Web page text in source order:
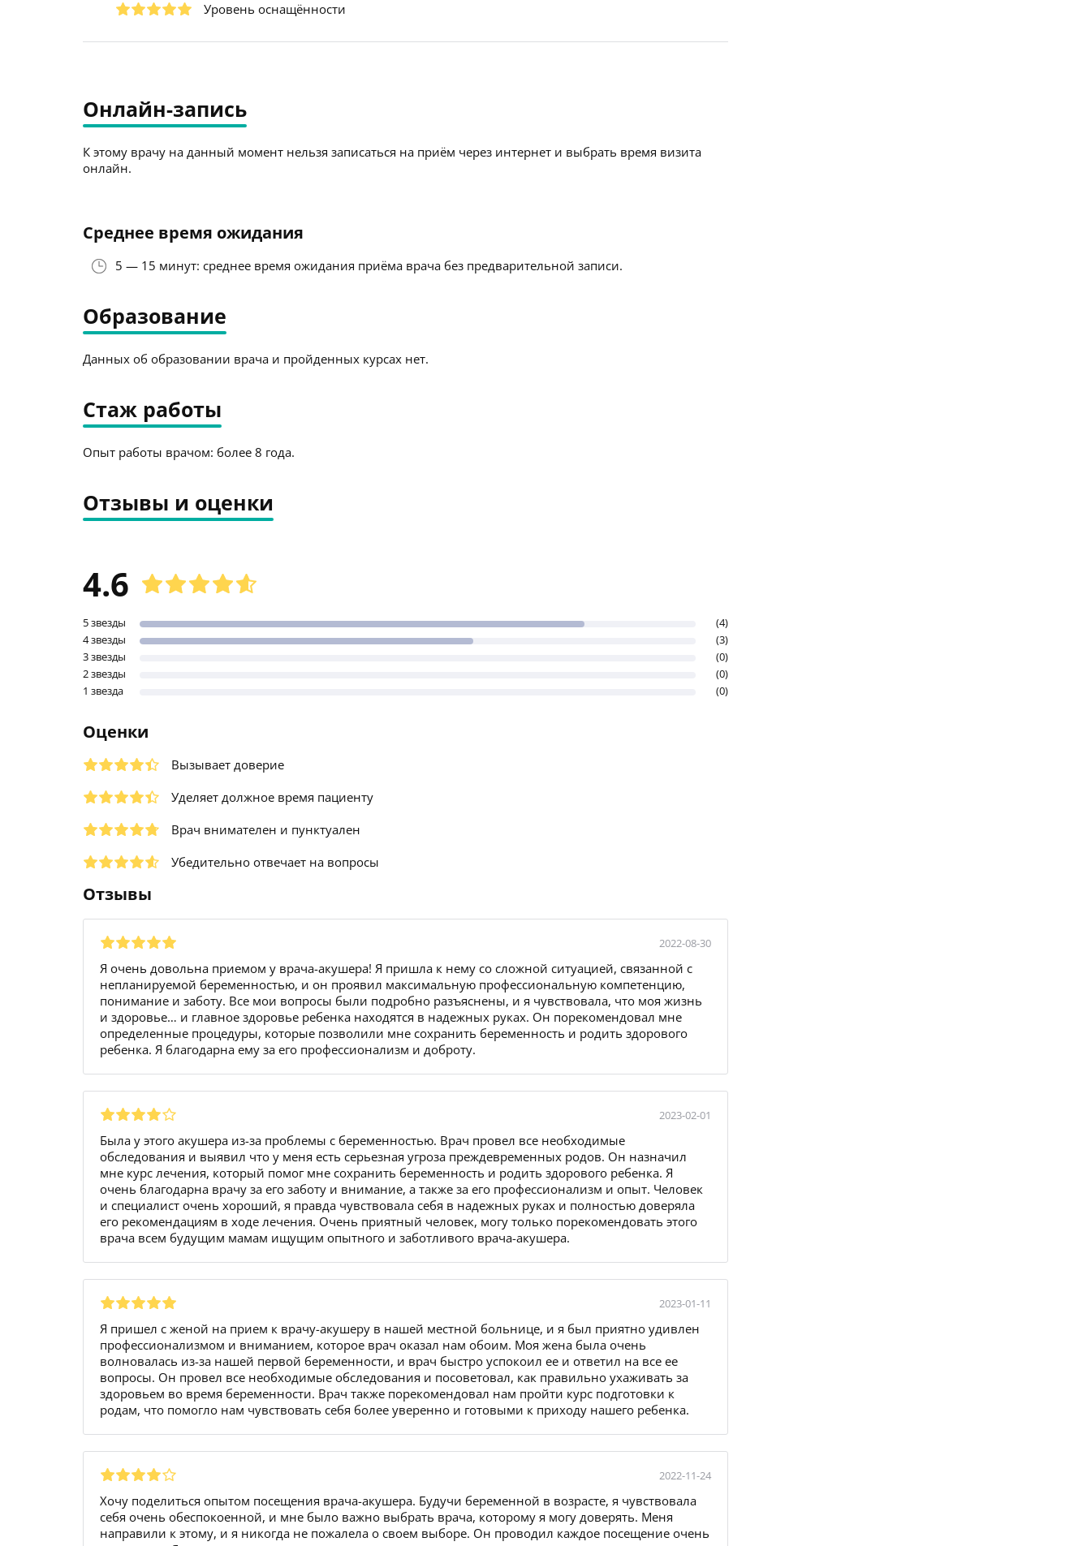
Уровень оснащённости
Онлайн-запись
К этому врачу на данный момент нельзя записаться на приём через интернет и выбрать время визита
онлайн.
Среднее время ожидания
5 — 15 минут: среднее время ожидания приёма врача без предварительной записи.
Образование
Данных об образовании врача и пройденных курсах нет.
Стаж работы
Опыт работы врачом: более 8 года.
Отзывы и оценки
4.6
5 звезды
(4)
4 звезды
(3)
3 звезды
(0)
2 звезды
(0)
1 звезда
(0)
Оценки
Вызывает доверие
Уделяет должное время пациенту
Врач внимателен и пунктуален
Убедительно отвечает на вопросы
Отзывы
2022-08-30
Я очень довольна приемом у врача-акушера! Я пришла к нему со сложной ситуацией, связанной с
непланируемой беременностью, и он проявил максимальную профессиональную компетенцию,
понимание и заботу. Все мои вопросы были подробно разъяснены, и я чувствовала, что моя жизнь
и здоровье… и главное здоровье ребенка находятся в надежных руках. Он порекомендовал мне
определенные процедуры, которые позволили мне сохранить беременность и родить здорового
ребенка. Я благодарна ему за его профессионализм и доброту.
2023-02-01
Была у этого акушера из-за проблемы с беременностью. Врач провел все необходимые
обследования и выявил что у меня есть серьезная угроза преждевременных родов. Он назначил
мне курс лечения, который помог мне сохранить беременность и родить здорового ребенка. Я
очень благодарна врачу за его заботу и внимание, а также за его профессионализм и опыт. Человек
и специалист очень хороший, я правда чувствовала себя в надежных руках и полностью доверяла
его рекомендациям в ходе лечения. Очень приятный человек, могу только порекомендовать этого
врача всем будущим мамам ищущим опытного и заботливого врача-акушера.
2023-01-11
Я пришел с женой на прием к врачу-акушеру в нашей местной больнице, и я был приятно удивлен
профессионализмом и вниманием, которое врач оказал нам обоим. Моя жена была очень
волновалась из-за нашей первой беременности, и врач быстро успокоил ее и ответил на все ее
вопросы. Он провел все необходимые обследования и посоветовал, как правильно ухаживать за
здоровьем во время беременности. Врач также порекомендовал нам пройти курс подготовки к
родам, что помогло нам чувствовать себя более уверенно и готовыми к приходу нашего ребенка.
2022-11-24
Хочу поделиться опытом посещения врача-акушера. Будучи беременной в возрасте, я чувствовала
себя очень обеспокоенной, и мне было важно выбрать врача, которому я могу доверять. Меня
направили к этому, и я никогда не пожалела о своем выборе. Он проводил каждое посещение очень